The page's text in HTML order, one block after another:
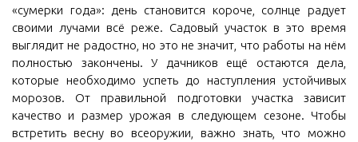
«сумерки года»: день становится короче, солнце радует
своими лучами всё реже. Садовый участок в это время
выглядит не радостно, но это не значит, что работы на нём
полностью закончены. У дачников ещё остаются дела,
которые необходимо успеть до наступления устойчивых
морозов. От правильной подготовки участка зависит
качество и размер урожая в следующем сезоне. Чтобы
встретить весну во всеоружии, важно знать, что можно